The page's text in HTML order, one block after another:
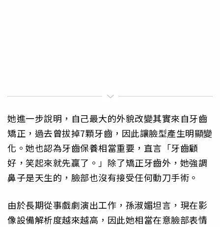
她進一步說明，自己最大的外貌改變其實來自牙齒
矯正，過去曾拔掉7顆牙齒，因此讓臉型產生明顯變
化。她也認為牙齒保養相當重要，直言「牙齒顧
好，笑起來就先贏了。」除了矯正牙齒外，她強調
鼻子是天生的，臉部也沒有接受任何動刀手術。
由於長期從事戲劇演出工作，孫淑媚坦言，現在影
像設備解析度越來越高，因此她相當在意臉部表情